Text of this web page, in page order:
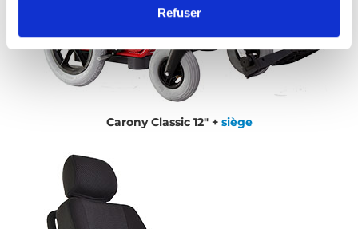
Refuser
Carony Classic 12" + siège